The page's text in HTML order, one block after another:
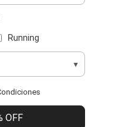
Running
OFF